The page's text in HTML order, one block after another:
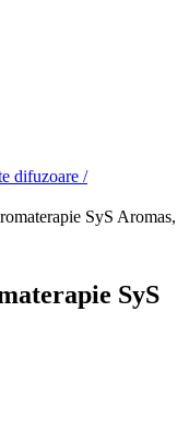
difuzoare /
SyS Aromas,
SyS